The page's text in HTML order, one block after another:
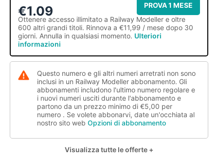
€1.09
PROVA 1 MESE
Ottenere accesso illimitato a Railway Modeller e oltre
600 altri grandi titoli. Rinnova a €11,99 / mese dopo 30
giorni. Annulla in qualsiasi momento. Ulteriori
informazioni
Questo numero e gli altri numeri arretrati non sono
inclusi in un Railway Modeller abbonamento. Gli
abbonamenti includono l'ultimo numero regolare e
i nuovi numeri usciti durante l'abbonamento e
partono da un prezzo minimo di €5,00 per
numero . Se volete abbonarvi, date un'occhiata al
nostro sito web Opzioni di abbonamento
Visualizza tutte le offerte +